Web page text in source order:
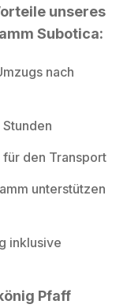
unseres
Subotica:
nach
den Transport
unterstützen
inklusive
Pfaff